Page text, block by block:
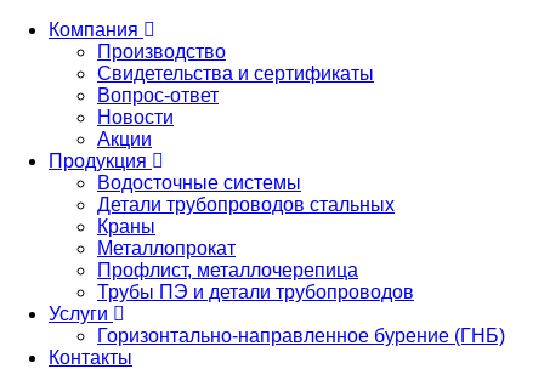
Компания
Производство
Свидетельства и сертификаты
Вопрос-ответ
Новости
Акции
Продукция
Водосточные системы
Детали трубопроводов стальных
Краны
Металлопрокат
Профлист, металлочерепица
Трубы ПЭ и детали трубопроводов
Услуги
Горизонтально-направленное бурение (ГНБ)
Контакты